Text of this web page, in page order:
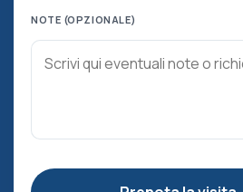
NOTE (OPZIONALE)